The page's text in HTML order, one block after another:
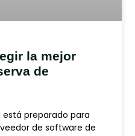
la mejor
de
preparado para
de software de